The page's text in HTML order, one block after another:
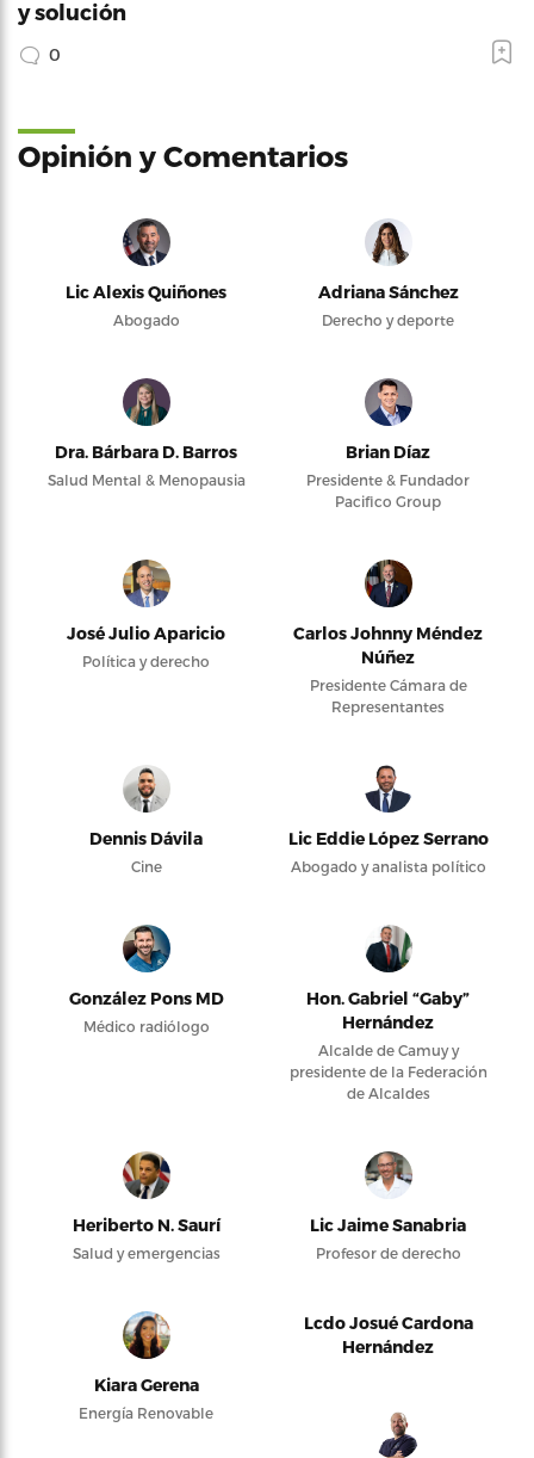
y solución
0
Opinión y Comentarios
Lic Alexis Quiñones
Abogado
Adriana Sánchez
Derecho y deporte
Dra. Bárbara D. Barros
Salud Mental & Menopausia
Brian Díaz
Presidente & Fundador
Pacifico Group
José Julio Aparicio
Política y derecho
Carlos Johnny Méndez
Núñez
Presidente Cámara de
Representantes
Dennis Dávila
Cine
Lic Eddie López Serrano
Abogado y analista político
González Pons MD
Médico radiólogo
Hon. Gabriel “Gaby”
Hernández
Alcalde de Camuy y
presidente de la Federación
de Alcaldes
Heriberto N. Saurí
Salud y emergencias
Lic Jaime Sanabria
Profesor de derecho
Kiara Gerena
Energía Renovable
Lcdo Josué Cardona
Hernández